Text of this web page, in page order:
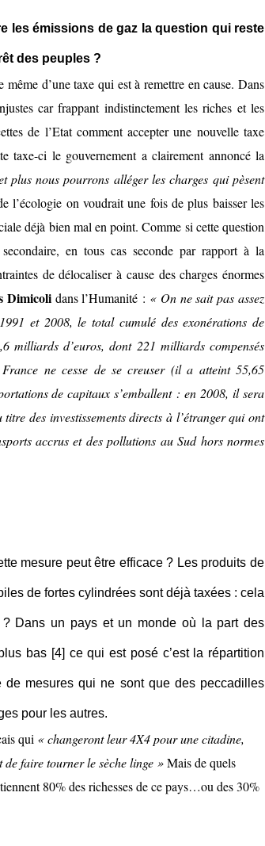
les émissions de gaz la question qui reste
des peuples ?
d’une taxe qui est à remettre en cause. Dans
car frappant indistinctement les riches et les
de l’Etat comment accepter une nouvelle taxe
taxe-ci le gouvernement a clairement annoncé la
plus nous pourrons alléger les charges qui pèsent
l’écologie on voudrait une fois de plus baisser les
déjà bien mal en point. Comme si cette question
en tous cas seconde par rapport à la
de délocaliser à cause des charges énormes
Dimicolidans l’Humanité : « On ne sait pas assez
et 2008, le total cumulé des exonérations de
milliards d’euros, dont 221 milliards compensés
ne cesse de se creuser (il a atteint 55,65
de capitaux s’emballent : en 2008, il sera
des investissements directs à l’étranger qui ont
accrus et des pollutions au Sud hors normes
mesure peut être efficace ? Les produits de
de fortes cylindrées sont déjà taxées : cela
Dans un pays et un monde où la part des
bas [4] ce qui est posé c’est la répartition
mesures qui ne sont que des peccadilles
pour les autres.
qui « changeront leur 4X4 pour une citadine,
faire tourner le sèche linge »Mais de quels
80% des richesses de ce pays…ou des 30%